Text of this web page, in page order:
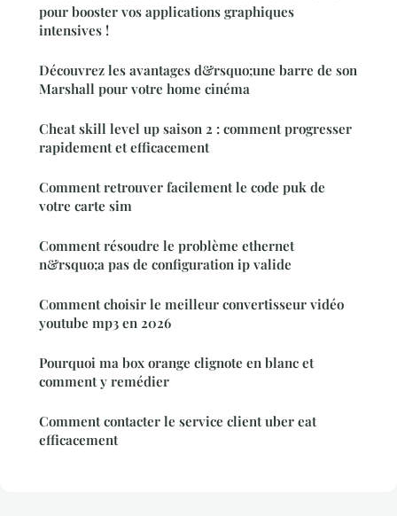
pour booster vos applications graphiques
intensives !
Découvrez les avantages d&rsquo;une barre de son
Marshall pour votre home cinéma
Cheat skill level up saison 2 : comment progresser
rapidement et efficacement
Comment retrouver facilement le code puk de
votre carte sim
Comment résoudre le problème ethernet
n&rsquo;a pas de configuration ip valide
Comment choisir le meilleur convertisseur vidéo
youtube mp3 en 2026
Pourquoi ma box orange clignote en blanc et
comment y remédier
Comment contacter le service client uber eat
efficacement